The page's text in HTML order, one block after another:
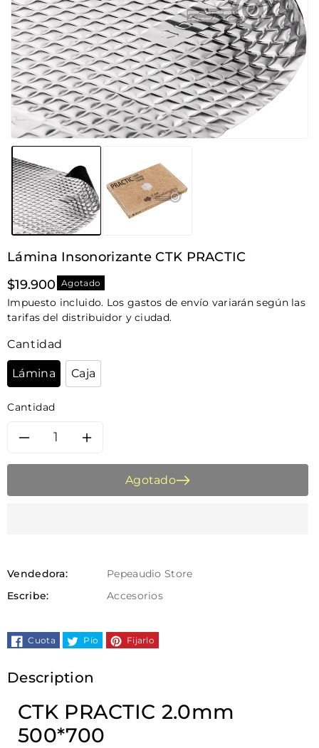
Lámina Insonorizante CTK PRACTIC
Precio
habitual
$19.900 Agotado
Impuesto incluido. Los gastos de envío variarán según las
tarifas del distribuidor y ciudad.
Cantidad
Lámina Caja
Cantidad
Insonorizante
CTK
PRACTIC
cantidad
Insonorizante
CTK
PRACTIC
Agotado
Vendedora:
Pepeaudio Store
Escribe:
Accesorios
Cuota Pío Fijarlo
Description
CTK PRACTIC 2.0mm
500*700